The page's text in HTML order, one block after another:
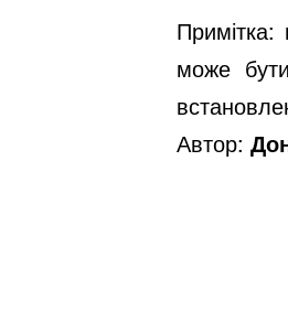
Примітка:
може
Автор: